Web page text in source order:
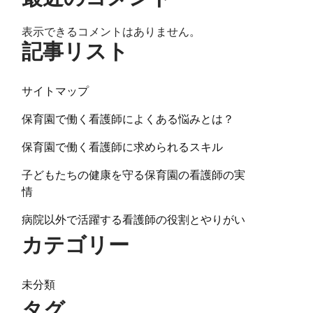
表示できるコメントはありません。
記事リスト
サイトマップ
保育園で働く看護師によくある悩みとは？
保育園で働く看護師に求められるスキル
子どもたちの健康を守る保育園の看護師の実
情
病院以外で活躍する看護師の役割とやりがい
カテゴリー
未分類